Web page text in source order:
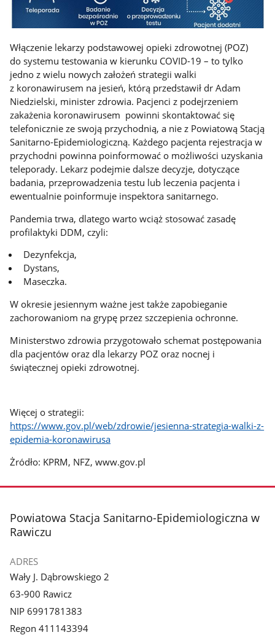
Włączenie lekarzy podstawowej opieki zdrowotnej (POZ)
do systemu testowania w kierunku COVID-19 – to tylko
jedno z wielu nowych założeń strategii walki
z koronawirusem na jesień, którą przedstawił dr Adam
Niedzielski, minister zdrowia. Pacjenci z podejrzeniem
zakażenia koronawirusem powinni skontaktować się
telefonicznie ze swoją przychodnią, a nie z Powiatową Stacją
Sanitarno-Epidemiologiczną. Każdego pacjenta rejestracja w
przychodni powinna poinformować o możliwości uzyskania
teleporady. Lekarz podejmie dalsze decyzje, dotyczące
badania, przeprowadzenia testu lub leczenia pacjenta i
ewentualnie poinformuje inspektora sanitarnego.
Pandemia trwa, dlatego warto wciąż stosować zasadę
profilaktyki DDM, czyli:
Dezynfekcja,
Dystans,
Maseczka.
W okresie jesiennym ważne jest także zapobieganie
zachorowaniom na grypę przez szczepienia ochronne.
Ministerstwo zdrowia przygotowało schemat postępowania
dla pacjentów oraz dla lekarzy POZ oraz nocnej i
świątecznej opieki zdrowotnej.
Więcej o strategii:
https://www.gov.pl/web/zdrowie/jesienna-strategia-walki-z-
epidemia-koronawirusa
Żródło: KPRM, NFZ, www.gov.pl
stopka
Powiatowa Stacja Sanitarno-Epidemiologiczna w
Rawiczu
ADRES
Wały J. Dąbrowskiego 2
63-900 Rawicz
NIP 6991781383
Regon 411143394